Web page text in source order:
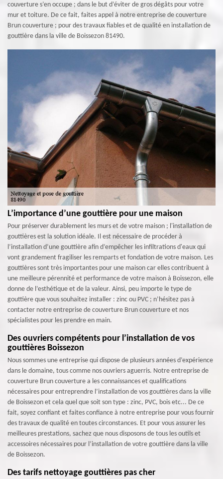
couverture s’en occupe ; dans le but d’éviter de gros dégâts pour votre
mur et toiture. De ce fait, faites appel à notre entreprise de couverture
Brun couverture ; pour des travaux fiables et de qualité en installation de
gouttière dans la ville de Boissezon 81490.
L’importance d’une gouttière pour une maison
Pour préserver durablement les murs et de votre maison ; l'installation de
gouttières est la solution idéale. Il est nécessaire de procéder à
l’installation d’une gouttière afin d’empêcher les infiltrations d'eaux qui
vont grandement fragiliser les remparts et fondation de votre maison. Les
gouttières sont très importantes pour une maison car elles contribuent à
une meilleure pérennité et performance de votre maison à Boissezon, elle
donne de l’esthétique et de la valeur. Ainsi, peu importe le type de
gouttière que vous souhaitez installer : zinc ou PVC ; n’hésitez pas à
contacter notre entreprise de couverture Brun couverture et nos
spécialistes pour les prendre en main.
Des ouvriers compétents pour l’installation de vos
gouttières Boissezon
Nous sommes une entreprise qui dispose de plusieurs années d’expérience
dans le domaine, tous comme nos ouvriers aguerris. Notre entreprise de
couverture Brun couverture a les connaissances et qualifications
nécessaires pour entreprendre l’installation de vos gouttières dans la ville
de Boissezon et cela quel que soit son type : zinc, PVC, bois etc... De ce
fait, soyez confiant et faites confiance à notre entreprise pour vous fournir
des travaux de qualité en toutes circonstances. Et pour vous assurer les
meilleures prestations, sachez que nous disposons de tous les outils et
accessoires nécessaires pour l’installation de votre gouttière dans la ville
de Boissezon.
Des tarifs nettoyage gouttières pas cher